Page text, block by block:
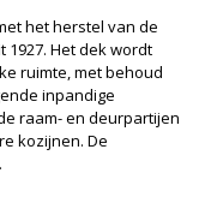
het herstel van de
Het dek wordt
ruimte, met behoud
inpandige
raam- en deurpartijen
kozijnen. De